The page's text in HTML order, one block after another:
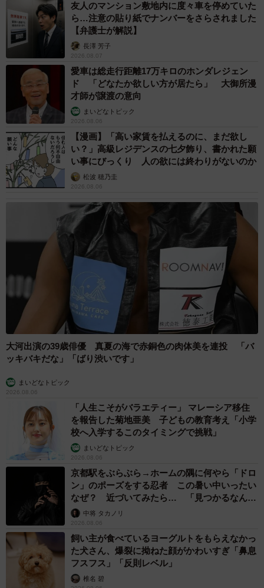
友人のマンション敷地内に度々車を停めていた
ら…注意の貼り紙でナンバーをさらされました
【弁護士が解説】
長澤 芳子
2026.08.07
愛車は総走行距離17万キロのホンダレジェン
ド 「どなたか欲しい方が居たら」 大御所漫
才師が譲渡の意向
まいどなトピック
2026.08.06
【漫画】「高い家賃を払えるのに、まだ欲し
い？」高級レジデンスの七夕飾り、書かれた願
い事にびっくり 人の欲には終わりがないのか
松波 穂乃圭
2026.08.06
大河出演の39歳俳優 真夏の海で赤銅色の肉体美を連投 「バ
ッキバキだな」「ばり渋いです」
まいどなトピック
2026.08.06
「人生こそがバラエティー」 マレーシア移住
を報告した菊地亜美 子どもの教育考え「小学
校へ入学するこのタイミングで挑戦」
まいどなトピック
2026.08.06
京都駅をぶらぶら→ホームの隅に何やら「ドロ
ン」のポーズをする忍者 この暑い中いったい
なぜ？ 近づいてみたら… 「見つかるなんて
未熟」中将 タカノリ
2026.08.06
飼い主が食べているヨーグルトをもらえなかっ
た犬さん、爆裂に拗ねた顔がかわいすぎ「鼻息
フスフス」「反則レベル」
椎名 碧